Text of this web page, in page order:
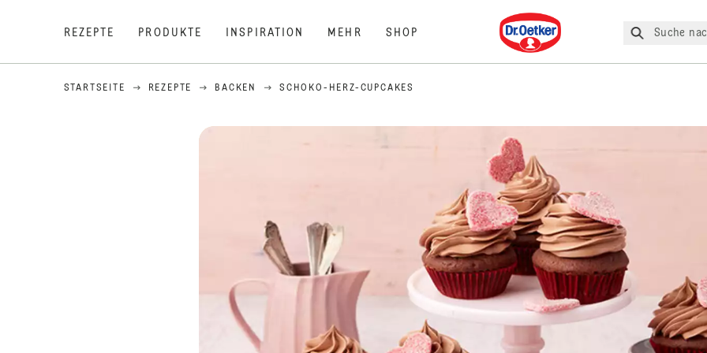
REZEPTE PRODUKTE INSPIRATION MEHR SHOP
Dr. Oetker
Suche
STARTSEITE REZEPTE BACKEN SCHOKO-HERZ-CUPCAKES